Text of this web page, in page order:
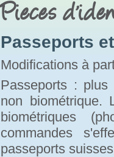
Pieces
Passeports
Modifications à
Passeports : plus
non biométrique.
biométriques
commandes
passeports